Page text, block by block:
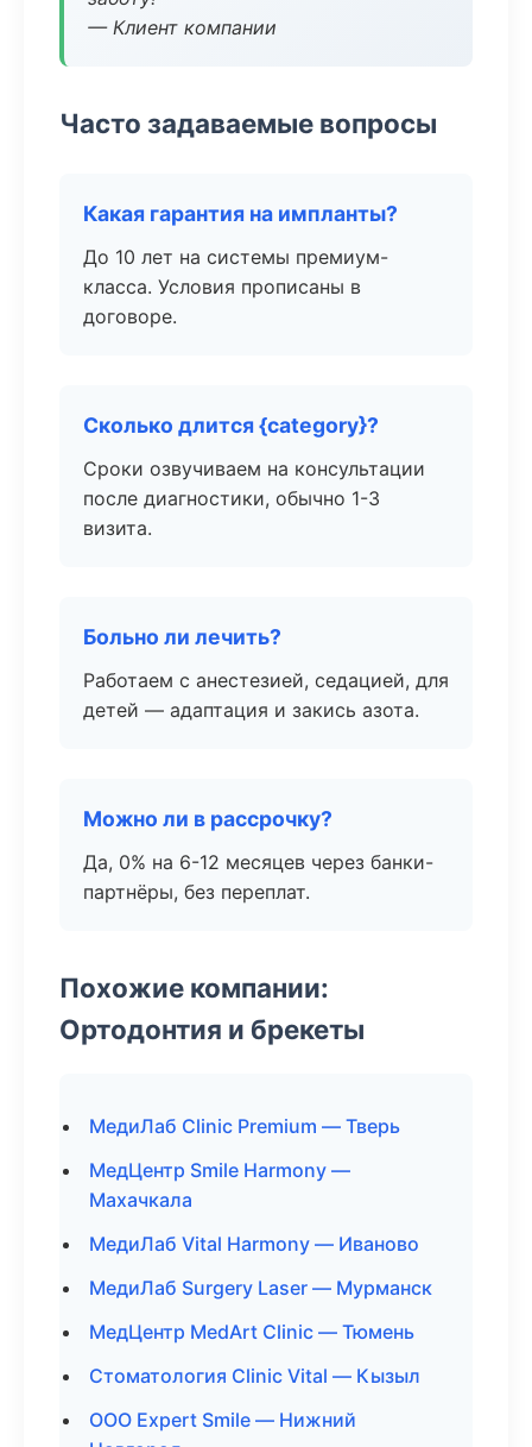
— Клиент компании
Часто задаваемые вопросы
Какая гарантия на импланты?
До 10 лет на системы премиум-
класса. Условия прописаны в
договоре.
Сколько длится {category}?
Сроки озвучиваем на консультации
после диагностики, обычно 1-3
визита.
Больно ли лечить?
Работаем с анестезией, седацией, для
детей — адаптация и закись азота.
Можно ли в рассрочку?
Да, 0% на 6-12 месяцев через банки-
партнёры, без переплат.
Похожие компании:
Ортодонтия и брекеты
МедиЛаб Clinic Premium — Тверь
МедЦентр Smile Harmony —
Махачкала
МедиЛаб Vital Harmony — Иваново
МедиЛаб Surgery Laser — Мурманск
МедЦентр MedArt Clinic — Тюмень
Стоматология Clinic Vital — Кызыл
ООО Expert Smile — Нижний